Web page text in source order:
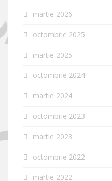
martie 2026
octombrie 2025
martie 2025
octombrie 2024
martie 2024
octombrie 2023
martie 2023
octombrie 2022
martie 2022